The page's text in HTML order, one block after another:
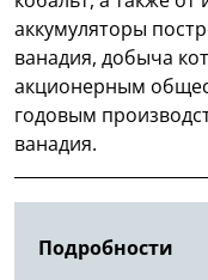
аккумуляторы
ванадия, добыча
акционерным
годовым
ванадия.
Подробности